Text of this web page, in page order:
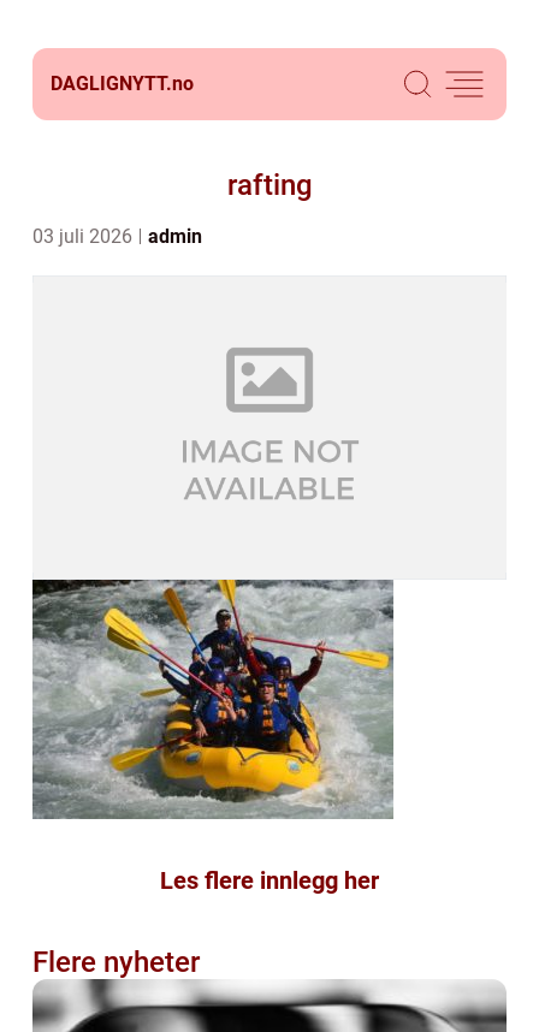
DAGLIGNYTT.no
rafting
03 juli 2026 admin
Les flere innlegg her
Flere nyheter